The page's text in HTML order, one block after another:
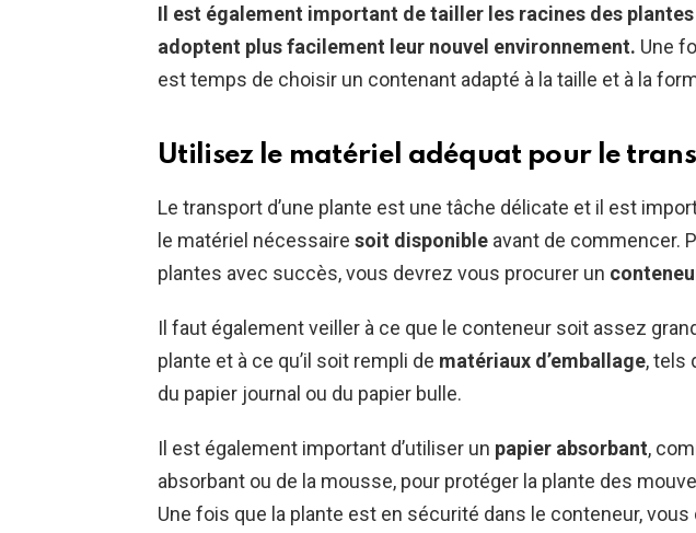
Il est également important de tailler les racines des plantes
adoptent plus facilement leur nouvel environnement. Une
est temps de choisir un contenant adapté à la taille et à la
Utilisez le matériel adéquat pour le
Le transport d’une plante est une tâche délicate et il est
le matériel nécessaire soit disponible avant de commencer.
plantes avec succès, vous devrez vous procurer un
Il faut également veiller à ce que le conteneur soit assez
plante et à ce qu’il soit rempli de matériaux d’emballage, tels
du papier journal ou du papier bulle.
Il est également important d’utiliser un papier absorbant,
absorbant ou de la mousse, pour protéger la plante des
Une fois que la plante est en sécurité dans le conteneur, vous